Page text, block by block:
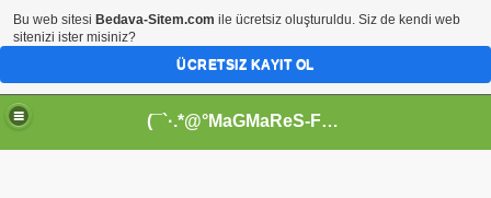
(¯`·.*@°MaGMaReS-Fm°@*·´¯)
Bu web sitesi Bedava-Sitem.com ile ücretsiz oluşturuldu. Siz de kendi web
sitenizi ister misiniz?
ÜCRETSIZ KAYIT OL